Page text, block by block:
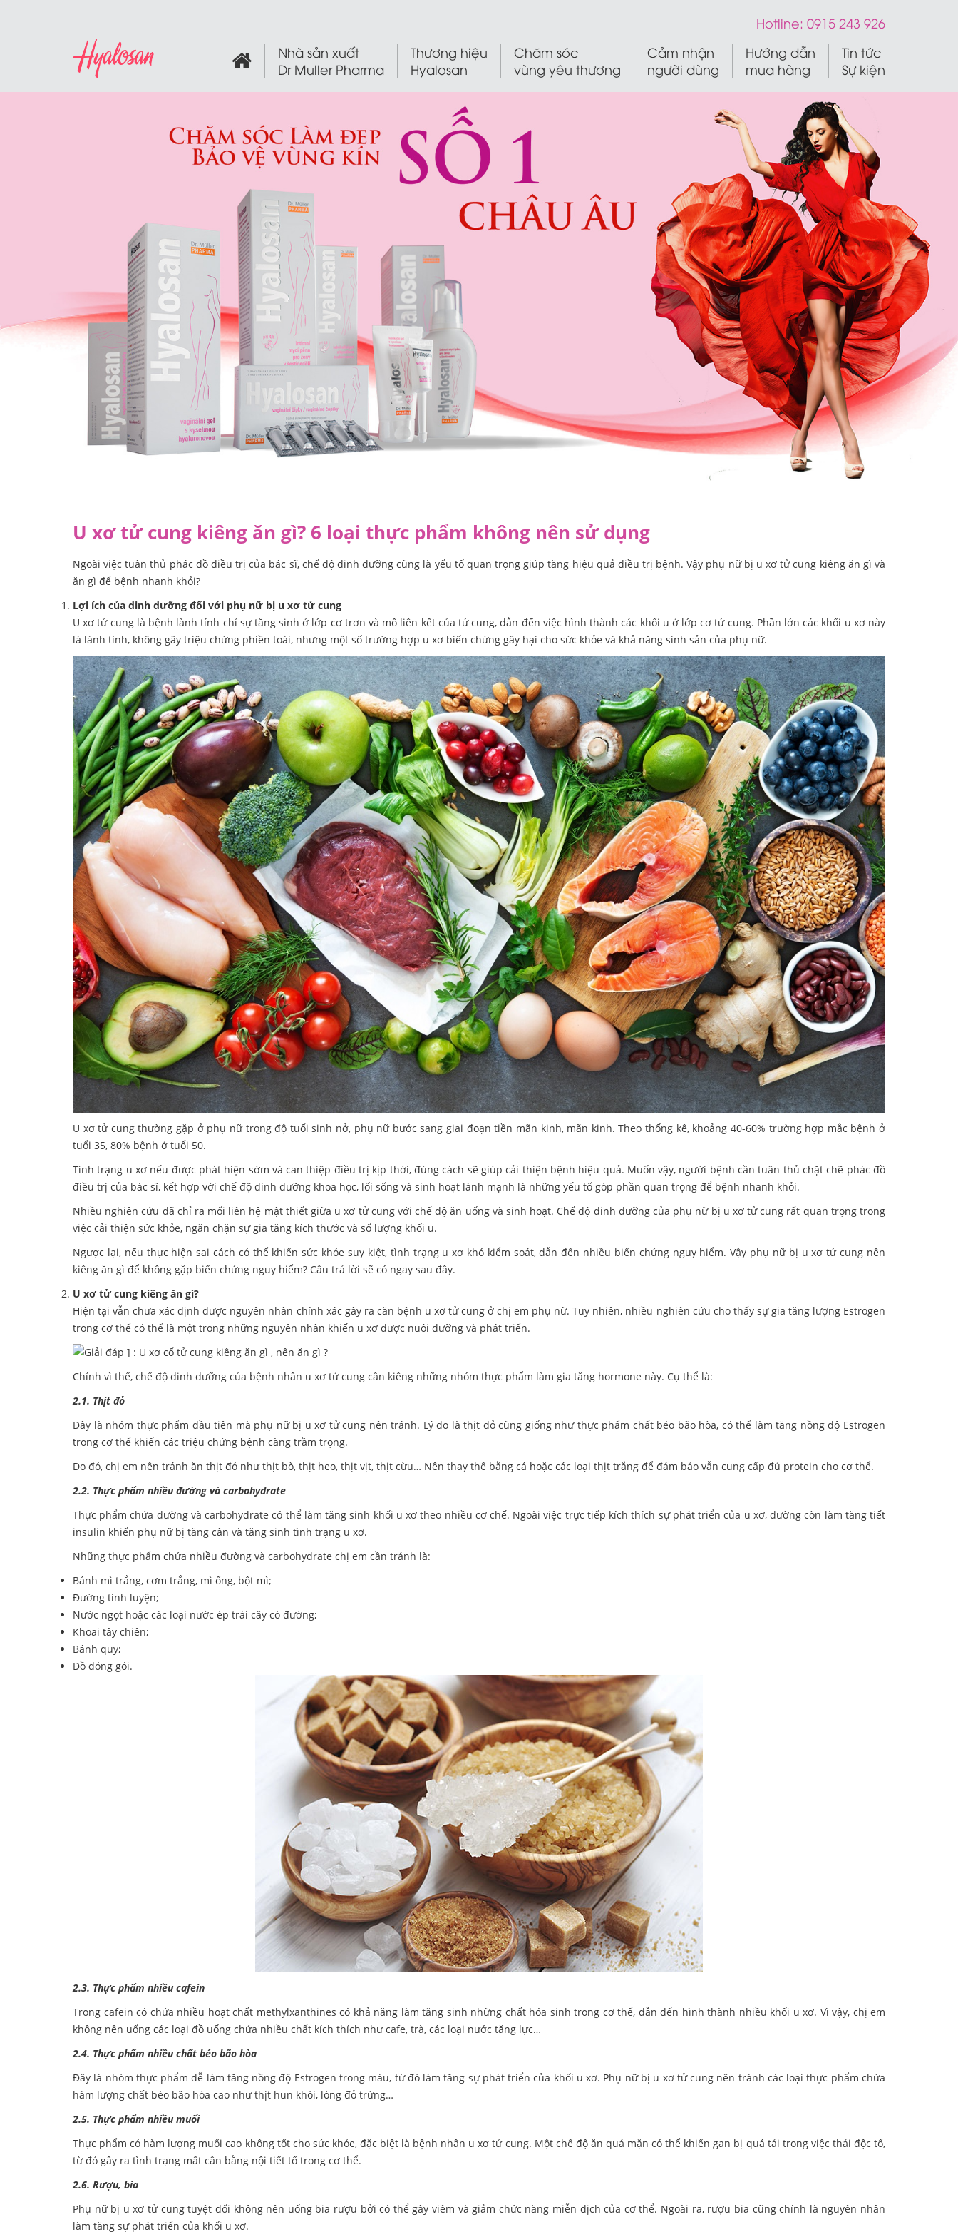
Hotline: 0915 243 926
Nhà sản xuất
Dr Muller Pharma
Thương hiệu
Hyalosan
Chăm sóc
vùng yêu thương
Cảm nhận
người dùng
Hướng dẫn
mua hàng
Tin tức
Sự kiện
U xơ tử cung kiêng ăn gì? 6 loại thực phẩm không nên sử dụng
Ngoài việc tuân thủ phác đồ điều trị của bác sĩ, chế độ dinh dưỡng cũng là yếu tố quan trọng giúp tăng hiệu quả điều trị bệnh. Vậy phụ nữ bị u xơ tử cung kiêng ăn gì và
ăn gì để bệnh nhanh khỏi?
Lợi ích của dinh dưỡng đối với phụ nữ bị u xơ tử cung
U xơ tử cung là bệnh lành tính chỉ sự tăng sinh ở lớp cơ trơn và mô liên kết của tử cung, dẫn đến việc hình thành các khối u ở lớp cơ tử cung. Phần lớn các khối u xơ này
là lành tính, không gây triệu chứng phiền toái, nhưng một số trường hợp u xơ biến chứng gây hại cho sức khỏe và khả năng sinh sản của phụ nữ.
U xơ tử cung thường gặp ở phụ nữ trong độ tuổi sinh nở, phụ nữ bước sang giai đoạn tiền mãn kinh, mãn kinh. Theo thống kê, khoảng 40-60% trường hợp mắc bệnh ở
tuổi 35, 80% bệnh ở tuổi 50.
Tình trạng u xơ nếu được phát hiện sớm và can thiệp điều trị kịp thời, đúng cách sẽ giúp cải thiện bệnh hiệu quả. Muốn vậy, người bệnh cần tuân thủ chặt chẽ phác đồ
điều trị của bác sĩ, kết hợp với chế độ dinh dưỡng khoa học, lối sống và sinh hoạt lành mạnh là những yếu tố góp phần quan trọng để bệnh nhanh khỏi.
Nhiều nghiên cứu đã chỉ ra mối liên hệ mật thiết giữa u xơ tử cung với chế độ ăn uống và sinh hoạt. Chế độ dinh dưỡng của phụ nữ bị u xơ tử cung rất quan trọng trong
việc cải thiện sức khỏe, ngăn chặn sự gia tăng kích thước và số lượng khối u.
Ngược lại, nếu thực hiện sai cách có thể khiến sức khỏe suy kiệt, tình trạng u xơ khó kiểm soát, dẫn đến nhiều biến chứng nguy hiểm. Vậy phụ nữ bị u xơ tử cung nên
kiêng ăn gì để không gặp biến chứng nguy hiểm? Câu trả lời sẽ có ngay sau đây.
U xơ tử cung kiêng ăn gì?
Hiện tại vẫn chưa xác định được nguyên nhân chính xác gây ra căn bệnh u xơ tử cung ở chị em phụ nữ. Tuy nhiên, nhiều nghiên cứu cho thấy sự gia tăng lượng Estrogen
trong cơ thể có thể là một trong những nguyên nhân khiến u xơ được nuôi dưỡng và phát triển.
Chính vì thế, chế độ dinh dưỡng của bệnh nhân u xơ tử cung cần kiêng những nhóm thực phẩm làm gia tăng hormone này. Cụ thể là:
2.1. Thịt đỏ
Đây là nhóm thực phẩm đầu tiên mà phụ nữ bị u xơ tử cung nên tránh. Lý do là thịt đỏ cũng giống như thực phẩm chất béo bão hòa, có thể làm tăng nồng độ Estrogen
trong cơ thể khiến các triệu chứng bệnh càng trầm trọng.
Do đó, chị em nên tránh ăn thịt đỏ như thịt bò, thịt heo, thịt vịt, thịt cừu… Nên thay thế bằng cá hoặc các loại thịt trắng để đảm bảo vẫn cung cấp đủ protein cho cơ thể.
2.2. Thực phẩm nhiều đường và carbohydrate
Thực phẩm chứa đường và carbohydrate có thể làm tăng sinh khối u xơ theo nhiều cơ chế. Ngoài việc trực tiếp kích thích sự phát triển của u xơ, đường còn làm tăng tiết
insulin khiến phụ nữ bị tăng cân và tăng sinh tình trạng u xơ.
Những thực phẩm chứa nhiều đường và carbohydrate chị em cần tránh là:
Bánh mì trắng, cơm trắng, mì ống, bột mì;
Đường tinh luyện;
Nước ngọt hoặc các loại nước ép trái cây có đường;
Khoai tây chiên;
Bánh quy;
Đồ đóng gói.
2.3. Thực phẩm nhiều cafein
Trong cafein có chứa nhiều hoạt chất methylxanthines có khả năng làm tăng sinh những chất hóa sinh trong cơ thể, dẫn đến hình thành nhiều khối u xơ. Vì vậy, chị em
không nên uống các loại đồ uống chứa nhiều chất kích thích như cafe, trà, các loại nước tăng lực…
2.4. Thực phẩm nhiều chất béo bão hòa
Đây là nhóm thực phẩm dễ làm tăng nồng độ Estrogen trong máu, từ đó làm tăng sự phát triển của khối u xơ. Phụ nữ bị u xơ tử cung nên tránh các loại thực phẩm chứa
hàm lượng chất béo bão hòa cao như thịt hun khói, lòng đỏ trứng…
2.5. Thực phẩm nhiều muối
Thực phẩm có hàm lượng muối cao không tốt cho sức khỏe, đặc biệt là bệnh nhân u xơ tử cung. Một chế độ ăn quá mặn có thể khiến gan bị quá tải trong việc thải độc tố,
từ đó gây ra tình trạng mất cân bằng nội tiết tố trong cơ thể.
2.6. Rượu, bia
Phụ nữ bị u xơ tử cung tuyệt đối không nên uống bia rượu bởi có thể gây viêm và giảm chức năng miễn dịch của cơ thể. Ngoài ra, rượu bia cũng chính là nguyên nhân
làm tăng sự phát triển của khối u xơ.